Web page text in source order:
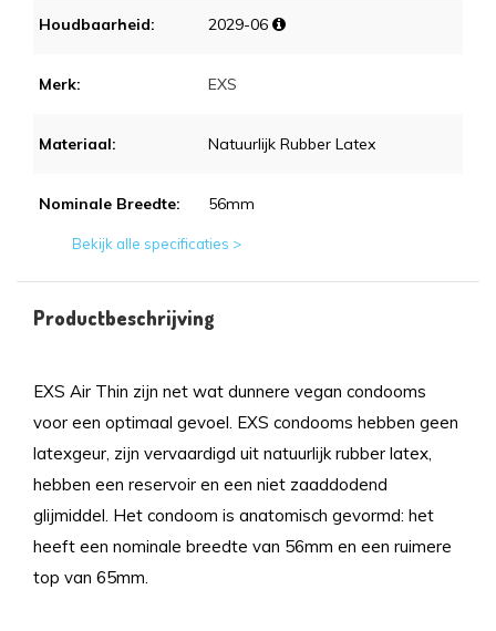
Houdbaarheid: 2029-06
Merk: EXS
Materiaal: Natuurlijk Rubber Latex
Nominale Breedte: 56mm
Bekijk alle specificaties >
Productbeschrijving
EXS Air Thin zijn net wat dunnere vegan condooms
voor een optimaal gevoel. EXS condooms hebben geen
latexgeur, zijn vervaardigd uit natuurlijk rubber latex,
hebben een reservoir en een niet zaaddodend
glijmiddel. Het condoom is anatomisch gevormd: het
heeft een nominale breedte van 56mm en een ruimere
top van 65mm.